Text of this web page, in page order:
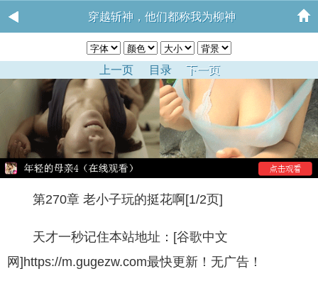
穿越斩神，他们都称我为柳神
上一页 目录 下一页
第270章 老小子玩的挺花啊[1/2页]
天才一秒记住本站地址：[谷歌中文
网]https://m.gugezw.com最快更新！无广告！